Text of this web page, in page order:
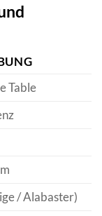
Table
/ Alabaster)